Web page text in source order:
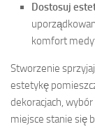
Dostosuj
komfort
Stworzenie
estetykę
dekoracjach,
miejsce stanie się